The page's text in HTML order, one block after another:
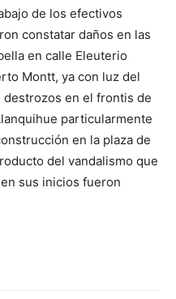
de los efectivos
constatar daños en las
en calle Eleuterio
Montt, ya con luz del
en el frontis de
particularmente
en la plaza de
del vandalismo que
sus inicios fueron